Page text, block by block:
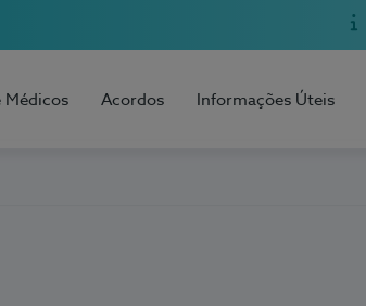
Médicos Acordos Informações Úteis